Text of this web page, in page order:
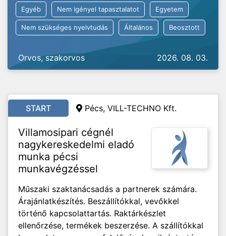
Egyéb Nem igényel tapasztalatot Egyetem
Nem szükséges nyelvtudás Általános Beosztott
Orvos, szakorvos 2026. 08. 03.
START Pécs, VILL-TECHNO Kft.
Villamosipari cégnél
nagykereskedelmi eladó
munka pécsi
munkavégzéssel
Műszaki szaktanácsadás a partnerek számára.
Árajánlatkészítés. Beszállítókkal, vevőkkel
történő kapcsolattartás. Raktárkészlet
ellenőrzése, termékek beszerzése. A szállítókkal